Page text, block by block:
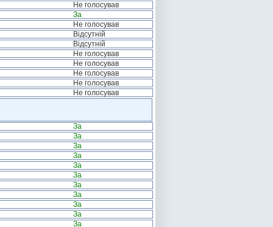
Не голосував
За
Не голосував
Відсутній
Відсутній
Не голосував
Не голосував
Не голосував
Не голосував
Не голосував
За
За
За
За
За
За
За
За
За
За
За